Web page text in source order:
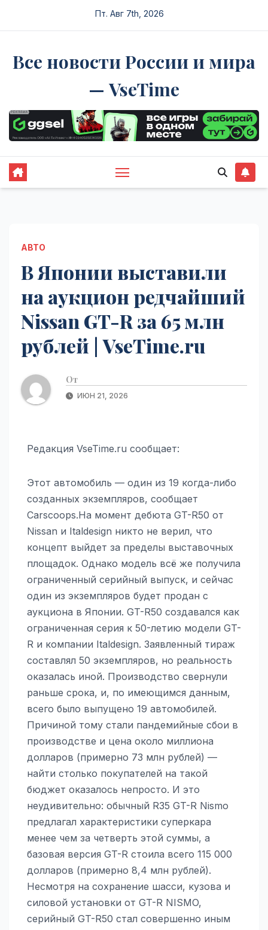
Пт. Авг 7th, 2026
Все новости России и мира
— VseTime
АВТО
В Японии выставили
на аукцион редчайший
Nissan GT-R за 65 млн
рублей | VseTime.ru
От
ИЮН 21, 2026
Редакция VseTime.ru сообщает:
Этот автомобиль — один из 19 когда-либо
созданных экземпляров, сообщает
Carscoops.На момент дебюта GT-R50 от
Nissan и Italdesign никто не верил, что
концепт выйдет за пределы выставочных
площадок. Однако модель всё же получила
ограниченный серийный выпуск, и сейчас
один из экземпляров будет продан с
аукциона в Японии. GT-R50 создавался как
ограниченная серия к 50-летию модели GT-
R и компании Italdesign. Заявленный тираж
составлял 50 экземпляров, но реальность
оказалась иной. Производство свернули
раньше срока, и, по имеющимся данным,
всего было выпущено 19 автомобилей.
Причиной тому стали пандемийные сбои в
производстве и цена около миллиона
долларов (примерно 73 млн рублей) —
найти столько покупателей на такой
бюджет оказалось непросто. И это
неудивительно: обычный R35 GT-R Nismo
предлагал характеристики суперкара
менее чем за четверть этой суммы, а
базовая версия GT-R стоила всего 115 000
долларов (примерно 8,4 млн рублей).
Несмотря на сохранение шасси, кузова и
силовой установки от GT-R NISMO,
серийный GT-R50 стал совершенно иным